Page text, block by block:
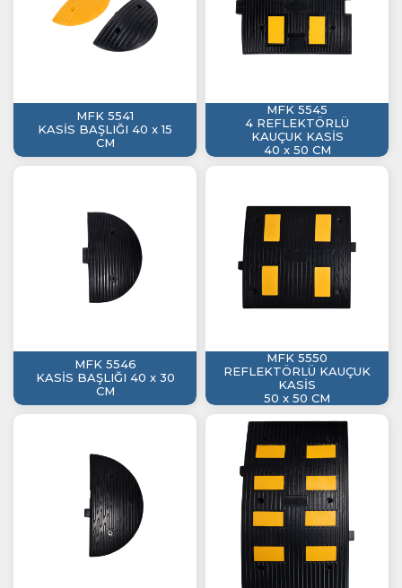
MFK 5541
KASİS BAŞLIĞI 40 x 15
CM
MFK 5545
4 REFLEKTÖRLÜ
KAUÇUK KASİS
40 x 50 CM
MFK 5546
KASİS BAŞLIĞI 40 x 30
CM
MFK 5550
REFLEKTÖRLÜ KAUÇUK
KASİS
50 x 50 CM